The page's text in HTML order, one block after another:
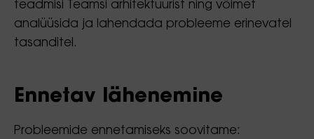
teadmisi Teamsi arhitektuurist ning võimet
analüüsida ja lahendada probleeme erinevatel
tasanditel.
Ennetav lähenemine
Probleemide ennetamiseks soovitame: